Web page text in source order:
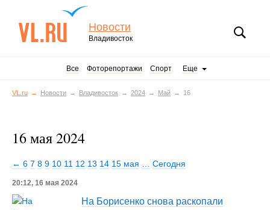
Новости
Владивосток
Все Фоторепортажи Спорт Еще
VL.ru Новости Владивосток 2024 Май 16
16 мая 2024
← 6 7 8 9 10 11 12 13 14 15 мая Сегодня
20:12, 16 мая 2024
На Борисенко снова раскопали